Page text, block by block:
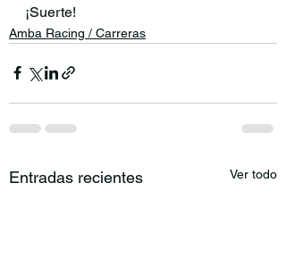
¡Suerte!
Amba Racing / Carreras
Entradas recientes Ver todo